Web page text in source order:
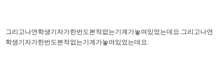
그리고나연학생기자가한번도본적없는기계가놓여있었는데요.그리고나연
학생기자가한번도본적없는기계가놓여있었는데요.